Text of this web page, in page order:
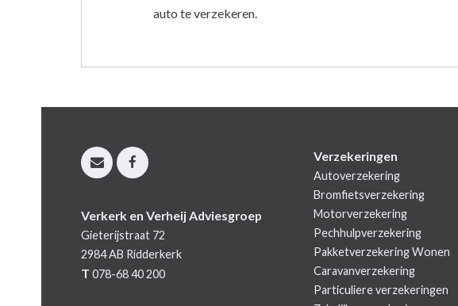
auto te verzekeren.
Verkerk en Verheij Adviesgroep
Gieterijstraat 72
2984 AB Ridderkerk
T 078-68 40 200
Verzekeringen
Autoverzekering
Bromfietsverzekering
Motorverzekering
Pechhulpverzekering
Pakketverzekering Wonen
Caravanverzekering
Particuliere verzekeringen